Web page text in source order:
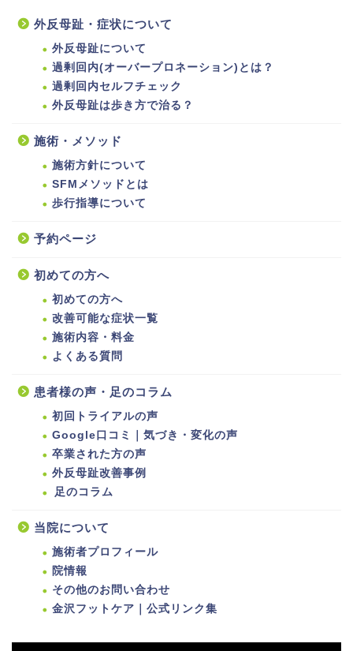
外反母趾・症状について
外反母趾について
過剰回内(オーバープロネーション)とは？
過剰回内セルフチェック
外反母趾は歩き方で治る？
施術・メソッド
施術方針について
SFMメソッドとは
歩行指導について
予約ページ
初めての方へ
初めての方へ
改善可能な症状一覧
施術内容・料金
よくある質問
患者様の声・足のコラム
初回トライアルの声
Google口コミ｜気づき・変化の声
卒業された方の声
外反母趾改善事例
足のコラム
当院について
施術者プロフィール
院情報
その他のお問い合わせ
金沢フットケア｜公式リンク集